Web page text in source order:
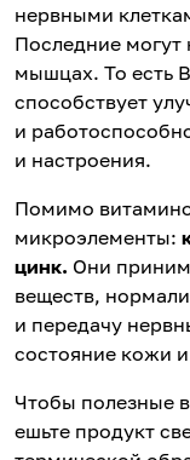
нервными
Последние могут
мышцах. То есть
способствует
и
и настроения.
Помимо
микроэлементы:
цинк. Они
веществ,
и передачу
состояние кожи
Чтобы полезные
ешьте продукт